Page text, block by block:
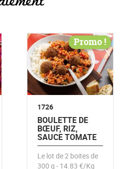
Promo !
1726
BOULETTE DE
BŒUF, RIZ,
SAUCE TOMATE
Le lot de 2 boites de
300 g - 14.83 €/Kg